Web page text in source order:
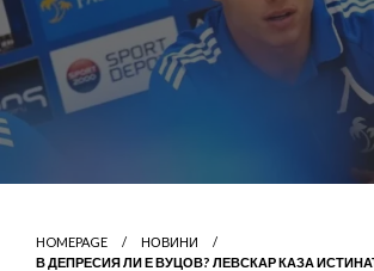
HOMEPAGE
НОВИНИ
В ДЕПРЕСИЯ ЛИ Е ВУЦОВ? ЛЕВСКАР КАЗА